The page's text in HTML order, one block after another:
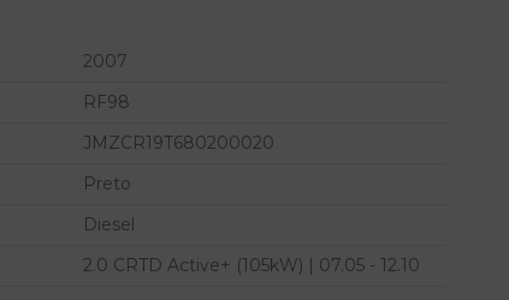
2007
RF98
JMZCR19T680200020
Preto
Diesel
2.0 CRTD Active+ (105kW) | 07.05 - 12.10